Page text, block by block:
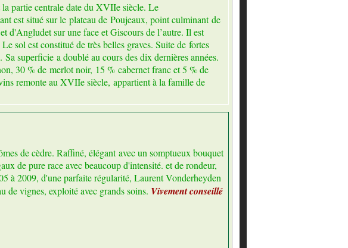
partie centrale date du XVIIe siècle. Le
est situé sur le plateau de Poujeaux, point culminant de
d'Angludet sur une face et Giscours de l’autre. Il est
sol est constitué de très belles graves. Suite de fortes
superficie a doublé au cours des dix dernières années.
30 % de merlot noir, 15 % cabernet franc et 5 % de
remonte au XVIIe siècle, appartient à la famille de
de cèdre. Raffiné, élégant avec un somptueux bouquet
de pure race avec beaucoup d'intensité. et de rondeur,
à 2009, d'une parfaite régularité, Laurent Vonderheyden
de vignes, exploité avec grands soins. Vivement conseillé